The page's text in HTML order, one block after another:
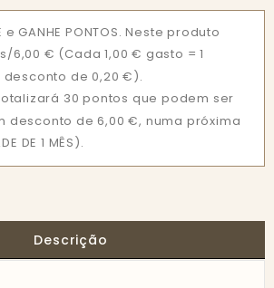
e GANHE PONTOS. Neste produto
6,00 € (Cada 1,00 € gasto = 1
desconto de 0,20 €).
30 pontos que podem ser
desconto de 6,00 €, numa próxima
DE 1 MÊS).
Descrição